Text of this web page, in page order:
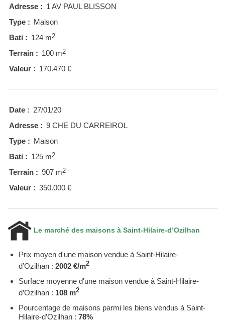
Adresse : 1 AV PAUL BLISSON
Type : Maison
Bati : 124 m2
Terrain : 100 m2
Valeur : 170.470 €
Date : 27/01/20
Adresse : 9 CHE DU CARREIROL
Type : Maison
Bati : 125 m2
Terrain : 907 m2
Valeur : 350.000 €
Le marché des maisons à Saint-Hilaire-d’Ozilhan
Prix moyen d'une maison vendue à Saint-Hilaire-
d’Ozilhan : 2002 €/m2
Surface moyenne d'une maison vendue à Saint-Hilaire-
d’Ozilhan : 108 m2
Pourcentage de maisons parmi les biens vendus à Saint-
Hilaire-d’Ozilhan : 78%